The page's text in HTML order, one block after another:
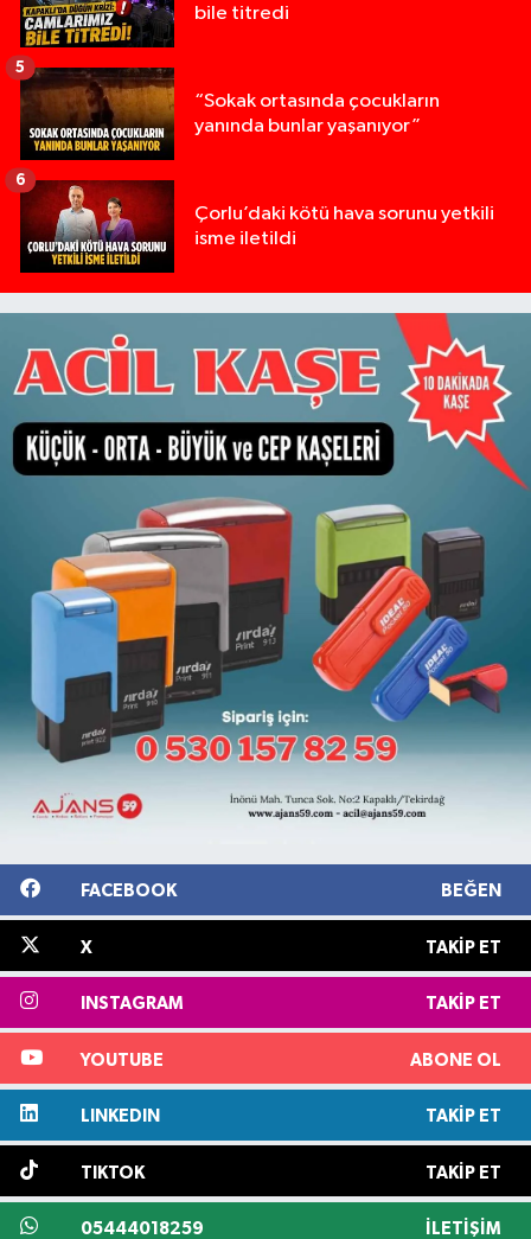
bile titredi
“Sokak ortasında çocukların
yanında bunlar yaşanıyor”
5
Çorlu’daki kötü hava sorunu yetkili
isme iletildi
6
FACEBOOK BEĞEN
X TAKIP ET
INSTAGRAM TAKIP ET
YOUTUBE ABONE OL
LINKEDIN TAKIP ET
TIKTOK TAKIP ET
05444018259 İLETIŞIM